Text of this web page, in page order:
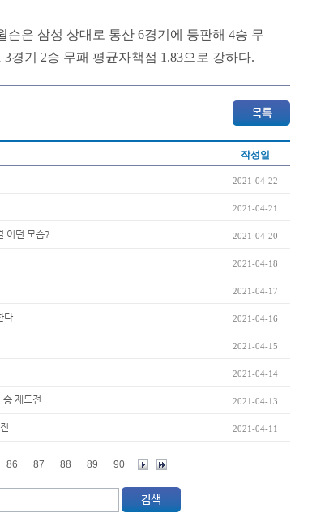
은 삼성 상대로 통산 6경기에 등판해 4승 무
경기 2승 무패 평균자책점 1.83으로 강하다.
작성일
2021-04-22
2021-04-21
어떤 모습? 2021-04-20
2021-04-18
2021-04-17
다 2021-04-16
2021-04-15
2021-04-14
재도전 2021-04-13
2021-04-11
86 87 88 89 90